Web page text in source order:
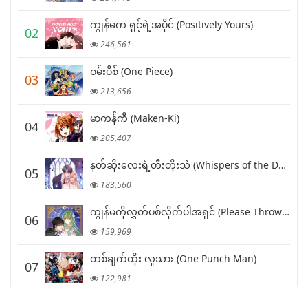
02
ကျွန်မက ရှင့်ရဲ့အပိုင် (Positively Yours)
246,561
03
ဝမ်းပိစ် (One Piece)
213,656
04
မာကန်ကီ (Maken-Ki)
205,407
05
နတ်ဆိုးလေးရဲ့တီးတိုးသံ (Whispers of the Devil)
183,560
06
ကျွန်မကိုလွှတ်ပစ်လိုက်ပါအရှင် (Please Throw Me Away)
159,969
07
တစ်ချက်ထိုး လူသား (One Punch Man)
122,981